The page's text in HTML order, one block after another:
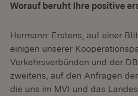
Worauf beruht Ihre positive
Hermann: Erstens, auf einer
einigen unserer
Verkehrsverbünden und der
zweitens, auf den Anfragen
die uns im MVI und das